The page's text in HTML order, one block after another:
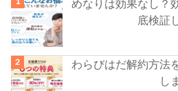
めなりは効果なし？
底検証
わらびはだ解約方法
し